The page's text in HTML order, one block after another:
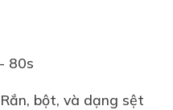
80s
bột, và dạng sệt